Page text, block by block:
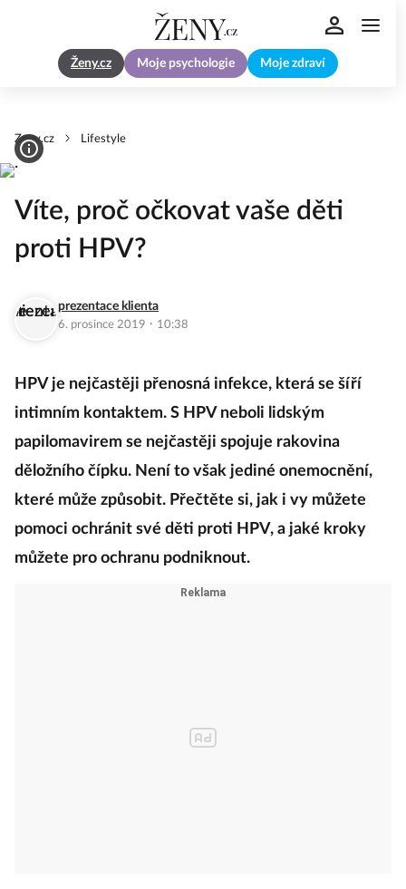
Ženy.cz Moje psychologie Moje zdraví
Zeny.cz Lifestyle
Víte, proč očkovat vaše děti
proti HPV?
prezentace klienta
6. prosince 2019 · 10:38
HPV je nejčastěji přenosná infekce, která se šíří
intimním kontaktem. S HPV neboli lidským
papilomavirem se nejčastěji spojuje rakovina
děložního čípku. Není to však jediné onemocnění,
které může způsobit. Přečtěte si, jak i vy můžete
pomoci ochránit své děti proti HPV, a jaké kroky
můžete pro ochranu podniknout.